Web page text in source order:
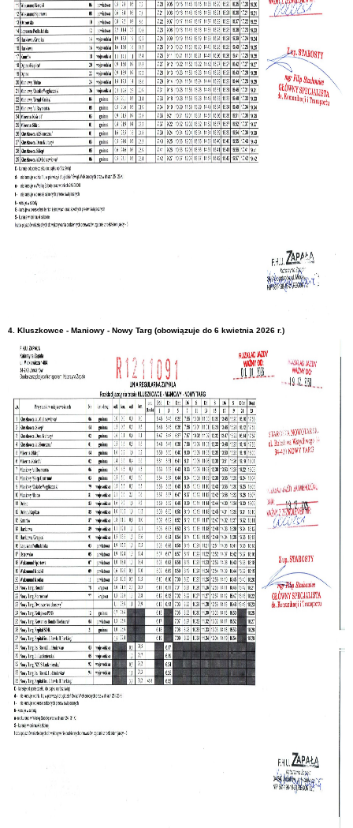
4. Kluszkowce - Maniowy - Nowy Targ (obowiązuje do 6 kwietnia 2026 r.)